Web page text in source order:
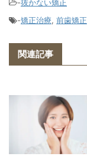
-抜かない矯正
-矯正治療, 前歯矯正
関連記事